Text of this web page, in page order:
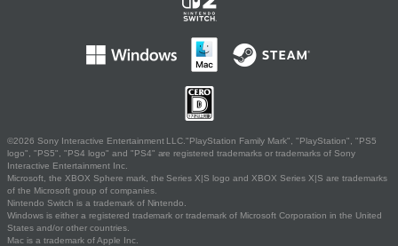
©2026 Sony Interactive Entertainment LLC."PlayStation Family Mark", "PlayStation", "PS5
logo", "PS5", "PS4 logo" and "PS4" are registered trademarks or trademarks of Sony
Interactive Entertainment Inc.
Microsoft, the XBOX Sphere mark, the Series X|S logo and XBOX Series X|S are trademarks
of the Microsoft group of companies.
Nintendo Switch is a trademark of Nintendo.
Windows is either a registered trademark or trademark of Microsoft Corporation in the United
States and/or other countries.
Mac is a trademark of Apple Inc.